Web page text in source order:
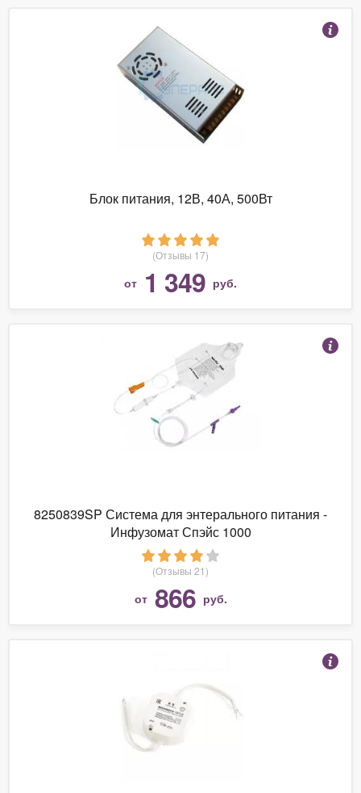
Блок питания, 12В, 40А, 500Вт
(Отзывы 17)
от 1 349 руб.
8250839SP Система для энтерального питания -
Инфузомат Спэйс 1000
(Отзывы 21)
от 866 руб.